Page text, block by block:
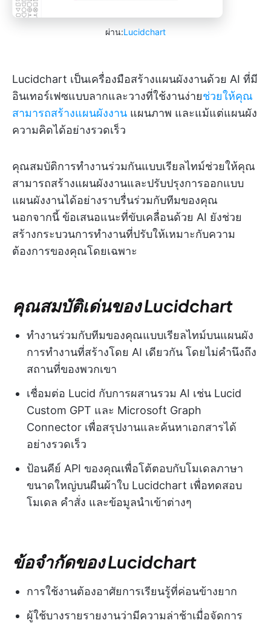
ผ่าน:Lucidchart
Lucidchart เป็นเครื่องมือสร้างแผนผังงานด้วย AI ที่มี
อินเทอร์เฟซแบบลากและวางที่ใช้งานง่ายช่วยให้คุณ
สามารถสร้างแผนผังงาน แผนภาพ และแม้แต่แผนผัง
ความคิดได้อย่างรวดเร็ว
คุณสมบัติการทำงานร่วมกันแบบเรียลไทม์ช่วยให้คุณ
สามารถสร้างแผนผังงานและปรับปรุงการออกแบบ
แผนผังงานได้อย่างราบรื่นร่วมกับทีมของคุณ
นอกจากนี้ ข้อเสนอแนะที่ขับเคลื่อนด้วย AI ยังช่วย
สร้างกระบวนการทำงานที่ปรับให้เหมาะกับความ
ต้องการของคุณโดยเฉพาะ
คุณสมบัติเด่นของ Lucidchart
ทำงานร่วมกับทีมของคุณแบบเรียลไทม์บนแผนผัง
การทำงานที่สร้างโดย AI เดียวกัน โดยไม่คำนึงถึง
สถานที่ของพวกเขา
เชื่อมต่อ Lucid กับการผสานรวม AI เช่น Lucid
Custom GPT และ Microsoft Graph
Connector เพื่อสรุปงานและค้นหาเอกสารได้
อย่างรวดเร็ว
ป้อนคีย์ API ของคุณเพื่อโต้ตอบกับโมเดลภาษา
ขนาดใหญ่บนผืนผ้าใบ Lucidchart เพื่อทดสอบ
โมเดล คำสั่ง และข้อมูลนำเข้าต่างๆ
ข้อจำกัดของ Lucidchart
การใช้งานต้องอาศัยการเรียนรู้ที่ค่อนข้างยาก
ผู้ใช้บางรายรายงานว่ามีความล่าช้าเมื่อจัดการ